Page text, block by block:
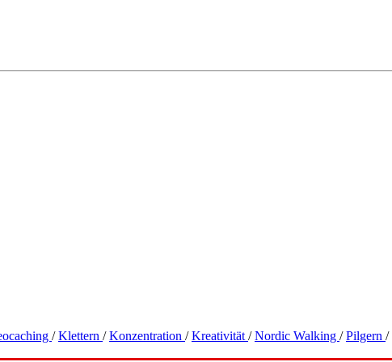
/Klettern /Konzentration /Kreativität /Nordic Walking /Pilgern /